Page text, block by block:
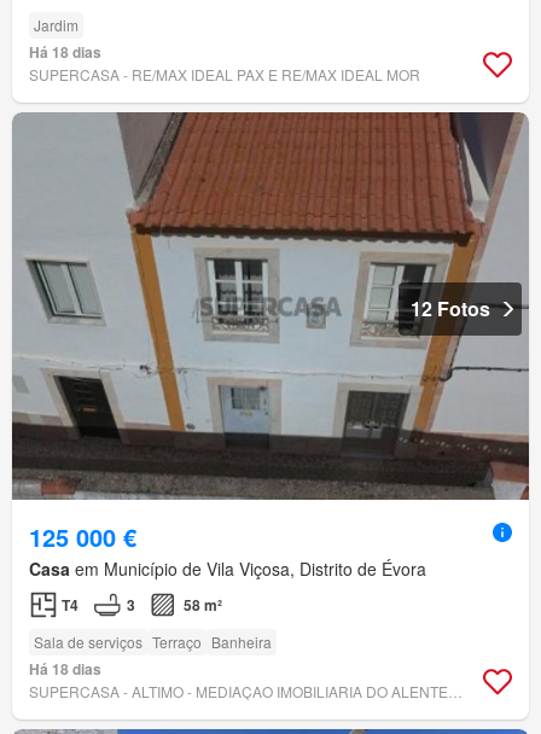
Jardim
Há 18 dias
SUPERCASA - RE/MAX IDEAL PAX E RE/MAX IDEAL MOR
12 Fotos
125 000 €
Casa em Município de Vila Viçosa, Distrito de Évora
T4 3 58 m²
Sala de serviços Terraço Banheira
Há 18 dias